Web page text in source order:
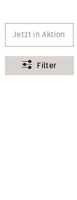
Jetzt in Aktion
Filter